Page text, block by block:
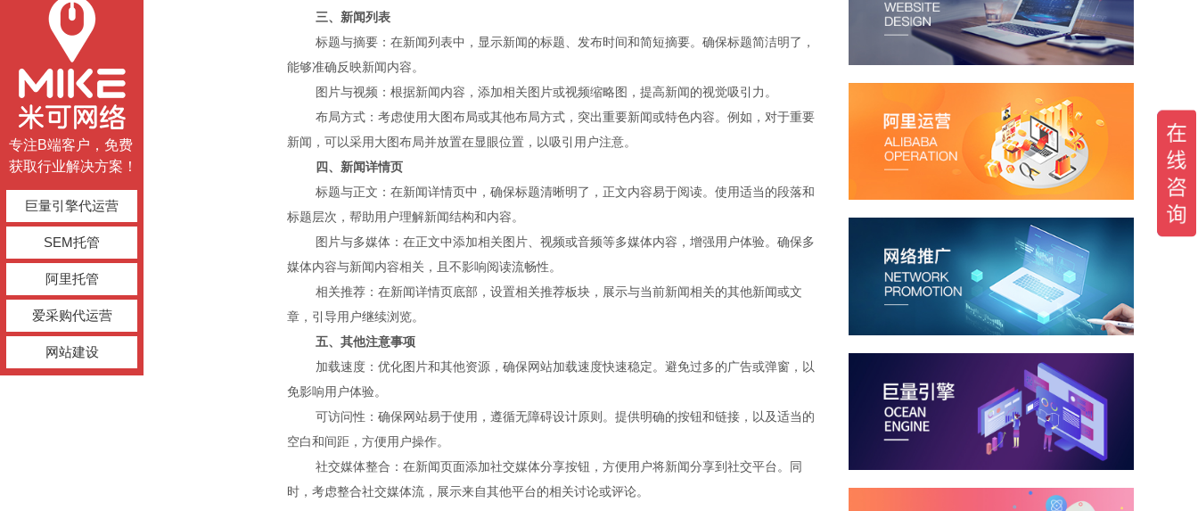
三、新闻列表
标题与摘要：在新闻列表中，显示新闻的标题、发布时间和简短摘要。确保标题简洁明了，
能够准确反映新闻内容。
图片与视频：根据新闻内容，添加相关图片或视频缩略图，提高新闻的视觉吸引力。
布局方式：考虑使用大图布局或其他布局方式，突出重要新闻或特色内容。例如，对于重要
新闻，可以采用大图布局并放置在显眼位置，以吸引用户注意。
四、新闻详情页
标题与正文：在新闻详情页中，确保标题清晰明了，正文内容易于阅读。使用适当的段落和
标题层次，帮助用户理解新闻结构和内容。
图片与多媒体：在正文中添加相关图片、视频或音频等多媒体内容，增强用户体验。确保多
媒体内容与新闻内容相关，且不影响阅读流畅性。
相关推荐：在新闻详情页底部，设置相关推荐板块，展示与当前新闻相关的其他新闻或文
章，引导用户继续浏览。
五、其他注意事项
加载速度：优化图片和其他资源，确保网站加载速度快速稳定。避免过多的广告或弹窗，以
免影响用户体验。
可访问性：确保网站易于使用，遵循无障碍设计原则。提供明确的按钮和链接，以及适当的
空白和间距，方便用户操作。
社交媒体整合：在新闻页面添加社交媒体分享按钮，方便用户将新闻分享到社交平台。同
时，考虑整合社交媒体流，展示来自其他平台的相关讨论或评论。
专注B端客户，免费
获取行业解决方案！
巨量引擎代运营
SEM托管
阿里托管
爱采购代运营
网站建设